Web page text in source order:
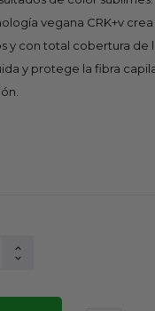
vegana CRK+v
y con total cobertura de
y protege la fibra